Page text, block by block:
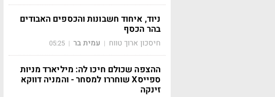
ניוד, איחוד חשבונות והכספים האבודים
בהר הכסף
חיסכון ארוך טווח | עמית בר |
05:25
ההצפה שכולם חיכו לה: מיליארד מניות
ספייסX שוחררו למסחר - והמניה דווקא
זינקה